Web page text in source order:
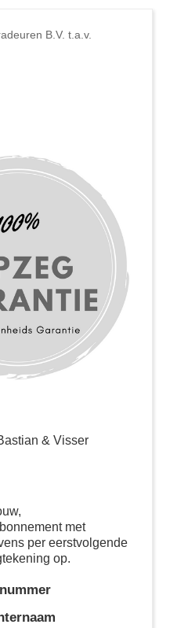
B.V. t.a.v.
& Visser
met
per eerstvolgende
op.